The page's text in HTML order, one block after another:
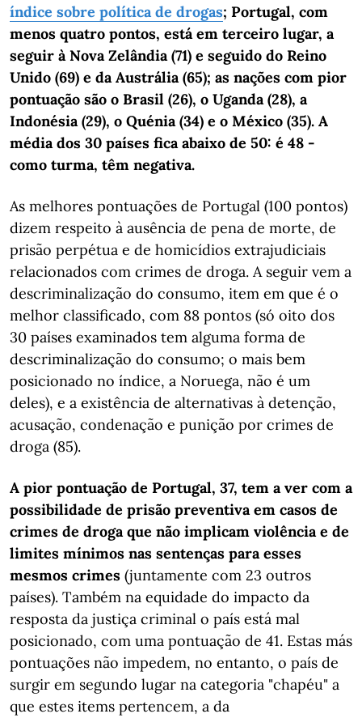
índice sobre política de drogas; Portugal, com
menos quatro pontos, está em terceiro lugar, a
seguir à Nova Zelândia (71) e seguido do Reino
Unido (69) e da Austrália (65); as nações com pior
pontuação são o Brasil (26), o Uganda (28), a
Indonésia (29), o Quénia (34) e o México (35). A
média dos 30 países fica abaixo de 50: é 48 -
como turma, têm negativa.
As melhores pontuações de Portugal (100 pontos)
dizem respeito à ausência de pena de morte, de
prisão perpétua e de homicídios extrajudiciais
relacionados com crimes de droga. A seguir vem a
descriminalização do consumo, item em que é o
melhor classificado, com 88 pontos (só oito dos
30 países examinados tem alguma forma de
descriminalização do consumo; o mais bem
posicionado no índice, a Noruega, não é um
deles), e a existência de alternativas à detenção,
acusação, condenação e punição por crimes de
droga (85).
A pior pontuação de Portugal, 37, tem a ver com a
possibilidade de prisão preventiva em casos de
crimes de droga que não implicam violência e de
limites mínimos nas sentenças para esses
mesmos crimes (juntamente com 23 outros
países). Também na equidade do impacto da
resposta da justiça criminal o país está mal
posicionado, com uma pontuação de 41. Estas más
pontuações não impedem, no entanto, o país de
surgir em segundo lugar na categoria "chapéu" a
que estes items pertencem, a da